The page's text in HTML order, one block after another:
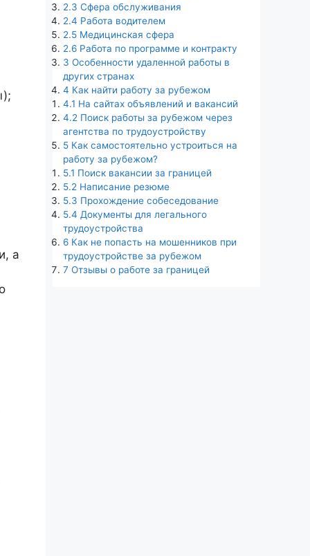
а
2.3 Сфера обслуживания
2.4 Работа водителем
2.5 Медицинская сфера
2.6 Работа по программе и контракту
3 Особенности удаленной работы в
других странах
4 Как найти работу за рубежом
4.1 На сайтах объявлений и вакансий
4.2 Поиск работы за рубежом через
агентства по трудоустройству
5 Как самостоятельно устроиться на
работу за рубежом?
5.1 Поиск вакансии за границей
5.2 Написание резюме
5.3 Прохождение собеседование
5.4 Документы для легального
трудоустройства
6 Как не попасть на мошенников при
трудоустройстве за рубежом
7 Отзывы о работе за границей